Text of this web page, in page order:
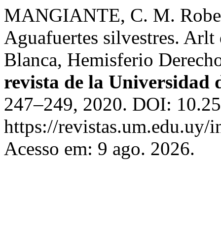
MANGIANTE, C. M.
Aguafuertes silvestres. Arlt
Blanca, Hemisferio
revista de la Universidad
247–249, 2020. DOI:
https://revistas.um.edu.uy/
Acesso em: 9 ago. 2026.